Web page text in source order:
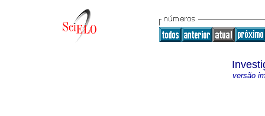
versão